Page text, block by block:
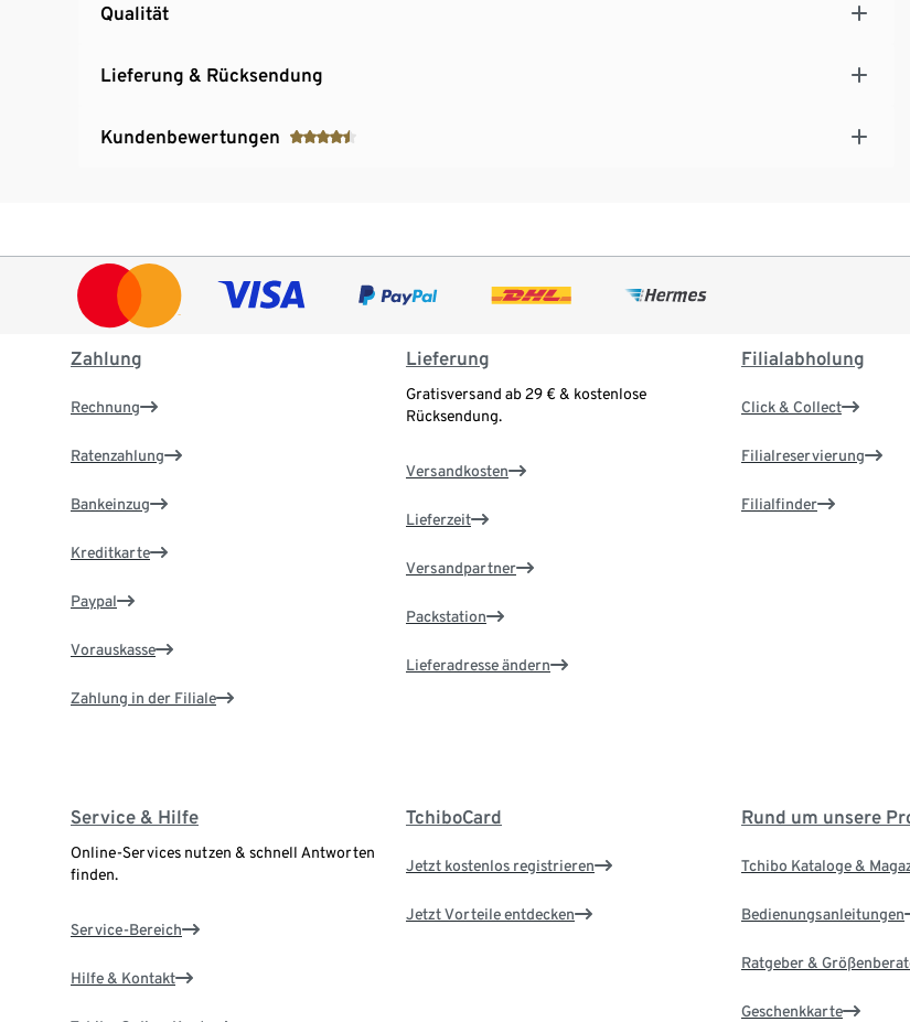
Qualität
Lieferung & Rücksendung
Kundenbewertungen
Zahlung
Rechnung
Ratenzahlung
Bankeinzug
Kreditkarte
Paypal
Vorauskasse
Zahlung in der Filiale
Lieferung
Gratisversand ab 29 € & kostenlose
Rücksendung.
Versandkosten
Lieferzeit
Versandpartner
Packstation
Lieferadresse ändern
Filialabholung
Click & Collect
Filialreservierung
Filialfinder
Service & Hilfe
Online-Services nutzen & schnell Antworten
finden.
Service-Bereich
Hilfe & Kontakt
TchiboCard
Jetzt kostenlos registrieren
Jetzt Vorteile entdecken
Rund um unsere
Tchibo Kataloge &
Bedienungsanleitungen
Ratgeber &
Geschenkkarte